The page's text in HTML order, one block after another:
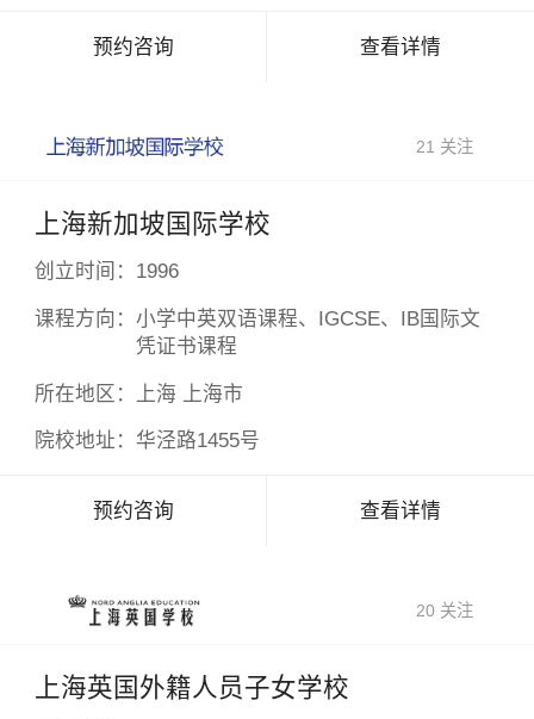
预约咨询 查看详情
21 关注
上海新加坡国际学校
创立时间： 1996
课程方向： 小学中英双语课程、IGCSE、IB国际文
凭证书课程
所在地区： 上海 上海市
院校地址： 华泾路1455号
预约咨询 查看详情
20 关注
上海英国外籍人员子女学校